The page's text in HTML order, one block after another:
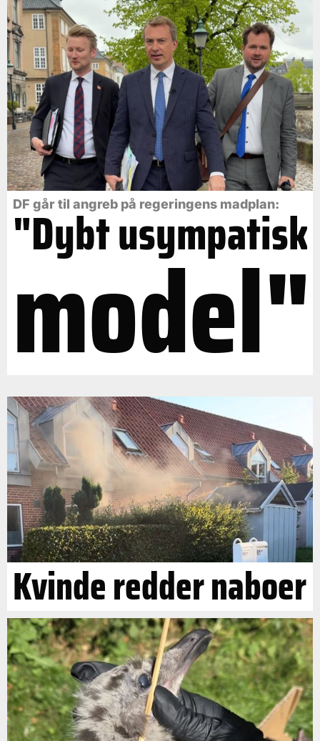
DF går til angreb på regeringens madplan:
"Dybt usympatisk
model"
Kvinde redder naboer